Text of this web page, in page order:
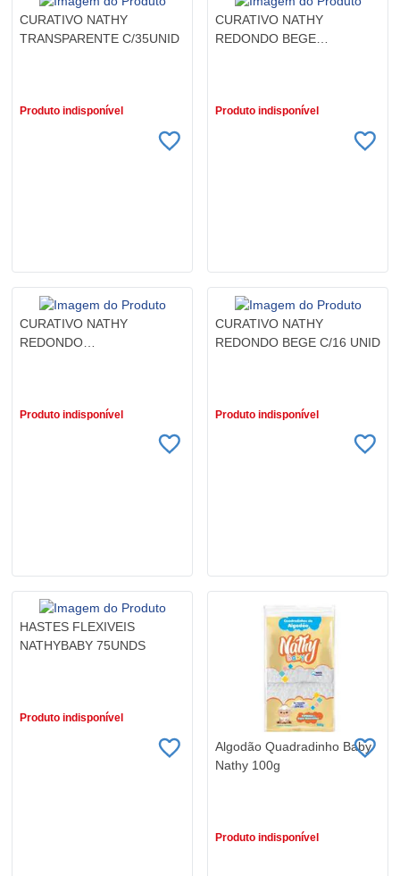
CURATIVO NATHY
TRANSPARENTE C/35UNID
Produto indisponível
CURATIVO NATHY
REDONDO BEGE
Produto indisponível
CURATIVO NATHY
REDONDO
Produto indisponível
CURATIVO NATHY
REDONDO BEGE C/16 UNID
Produto indisponível
HASTES FLEXIVEIS
NATHYBABY 75UNDS
Produto indisponível
Algodão Quadradinho Baby
Nathy 100g
Produto indisponível